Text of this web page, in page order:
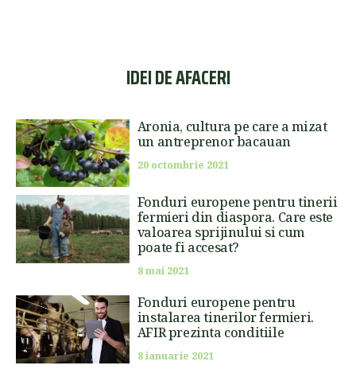
IDEI DE AFACERI
Aronia, cultura pe care a mizat
un antreprenor bacauan
20 octombrie 2021
Fonduri europene pentru tinerii
fermieri din diaspora. Care este
valoarea sprijinului si cum
poate fi accesat?
8 mai 2021
Fonduri europene pentru
instalarea tinerilor fermieri.
AFIR prezinta conditiile
8 ianuarie 2021